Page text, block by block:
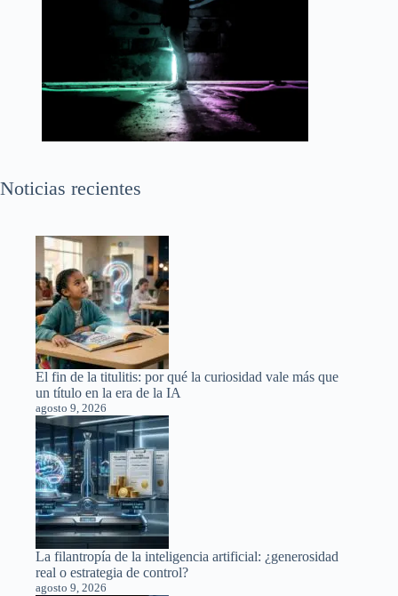
Noticias recientes
El fin de la titulitis: por qué la curiosidad vale más que
un título en la era de la IA
agosto 9, 2026
La filantropía de la inteligencia artificial: ¿generosidad
real o estrategia de control?
agosto 9, 2026